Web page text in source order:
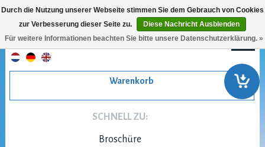
Warenkorb
SCHNELL ZU:
Broschüre
Durch die Nutzung unserer Webseite stimmen Sie dem Gebrauch von Cookies
zur Verbesserung dieser Seite zu.
Diese Nachricht Ausblenden
Für weitere Informationen beachten Sie bitte unsere Datenschutzerklärung. »